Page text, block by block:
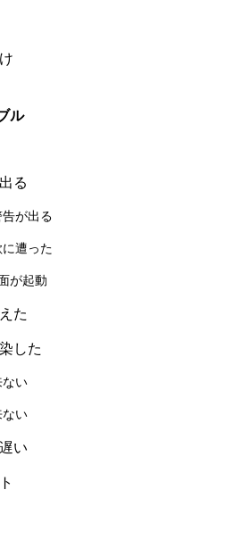
ル
る
が出る
遭った
が起動
た
した
ない
ない
い